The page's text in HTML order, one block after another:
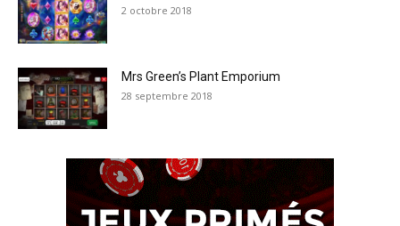
2 octobre 2018
Mrs Green’s Plant Emporium
28 septembre 2018